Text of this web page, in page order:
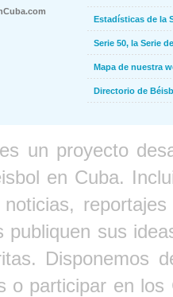
Estadísticas de la
Serie 50, la Serie
Mapa de nuestra
Directorio de
un proyecto
en Cuba.
publiquen sus
Disponemos
o participar en